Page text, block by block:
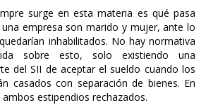
surge en esta materia es qué pasa
empresa son marido y mujer, ante lo
inhabilitados. No hay normativa
sobre esto, solo existiendo una
del SII de aceptar el sueldo cuando los
casados con separación de bienes. En
estipendios rechazados.